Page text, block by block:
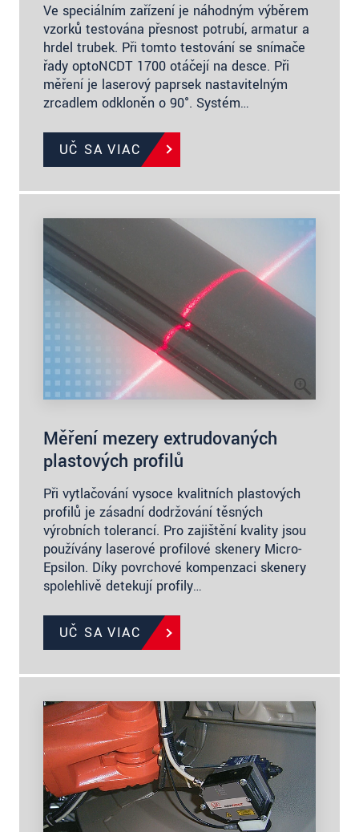
Ve speciálním zařízení je náhodným výběrem
vzorků testována přesnost potrubí, armatur a
hrdel trubek. Při tomto testování se snímače
řady optoNCDT 1700 otáčejí na desce. Při
měření je laserový paprsek nastavitelným
zrcadlem odkloněn o 90°. Systém…
UČ SA VIAC
Měření mezery extrudovaných
plastových profilů
Při vytlačování vysoce kvalitních plastových
profilů je zásadní dodržování těsných
výrobních tolerancí. Pro zajištění kvality jsou
používány laserové profilové skenery Micro-
Epsilon. Díky povrchové kompenzaci skenery
spolehlivě detekují profily…
UČ SA VIAC